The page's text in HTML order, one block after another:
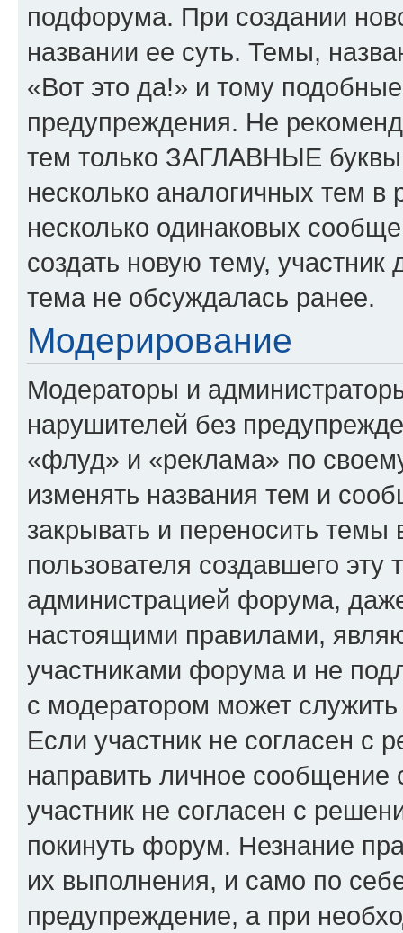
подфорума. При создании
названии ее суть. Темы,
«Вот это да!» и тому
предупреждения. Не
тем только ЗАГЛАВНЫЕ
несколько аналогичных тем
несколько одинаковых
создать новую тему,
тема не обсуждалась ранее.
Модерирование
Модераторы и
нарушителей без
«флуд» и «реклама» по
изменять названия тем и
закрывать и переносить
пользователя создавшего
администрацией форума,
настоящими правилами,
участниками форума и не
с модератором может
Если участник не согласен с
направить личное
участник не согласен с
покинуть форум. Незнание
их выполнения, и само по
предупреждение, а при